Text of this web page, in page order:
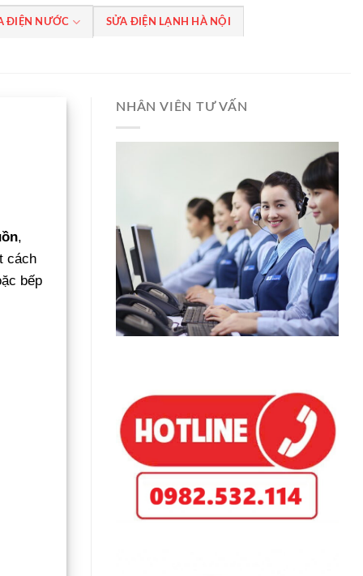
ĐIỆN NƯỚC SỬA ĐIỆN LẠNH HÀ NỘI
,
cách
bếp
NHÂN VIÊN TƯ VẤN